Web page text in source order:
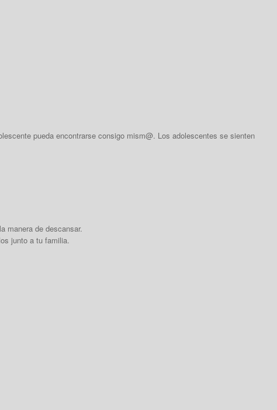
pueda encontrarse consigo mism@. Los adolescentes se sienten
manera de descansar.
junto a tu familia.